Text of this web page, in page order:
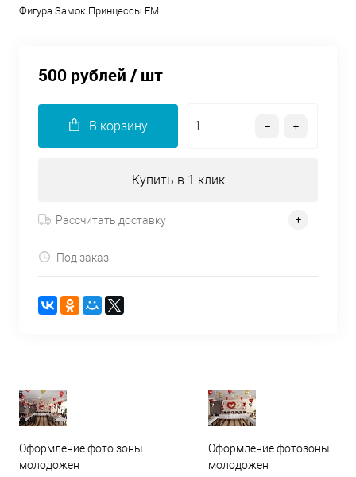
Фигура Замок Принцессы FM
500 рублей / шт
В корзину
Купить в 1 клик
Рассчитать доставку
Под заказ
Оформление фото зоны
молодожен
Оформление фотозоны
молодожен